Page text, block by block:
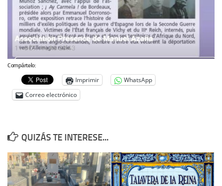
Compártelo:
Imprimir
WhatsApp
Correo electrónico
QUIZÁS TE INTERESE...